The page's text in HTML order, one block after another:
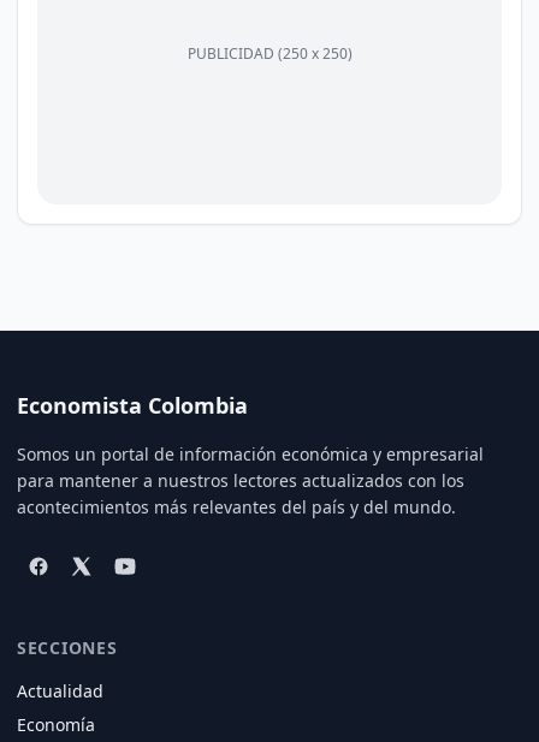
PUBLICIDAD (250 x 250)
Economista Colombia
Somos un portal de información económica y empresarial
para mantener a nuestros lectores actualizados con los
acontecimientos más relevantes del país y del mundo.
SECCIONES
Actualidad
Economía